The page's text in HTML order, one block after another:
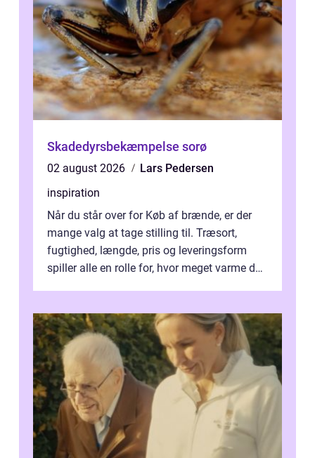
Skadedyrsbekæmpelse sorø
02 august 2026
Lars Pedersen
inspiration
Når du står over for Køb af brænde, er der
mange valg at tage stilling til. Træsort,
fugtighed, længde, pris og leveringsform
spiller alle en rolle for, hvor meget varme du